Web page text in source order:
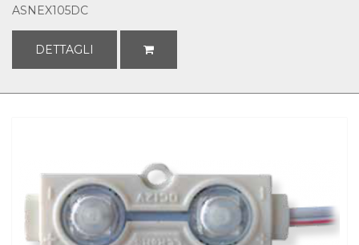
ASNEX105DC
DETTAGLI